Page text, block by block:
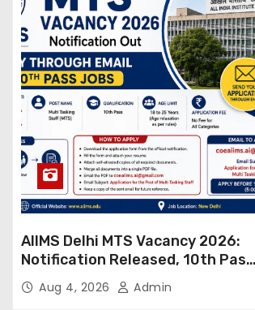
AIIMS Delhi MTS Vacancy 2026:
Notification Released, 10th Pass
Candidates Can Apply Through
Email
Aug 4, 2026 Admin